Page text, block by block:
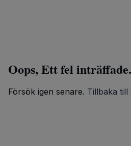
Oops, Ett fel inträffade.
Försök igen senare. Tillbaka till